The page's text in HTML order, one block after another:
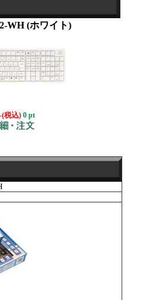
WH (ホワイト)
(税込) 0 pt